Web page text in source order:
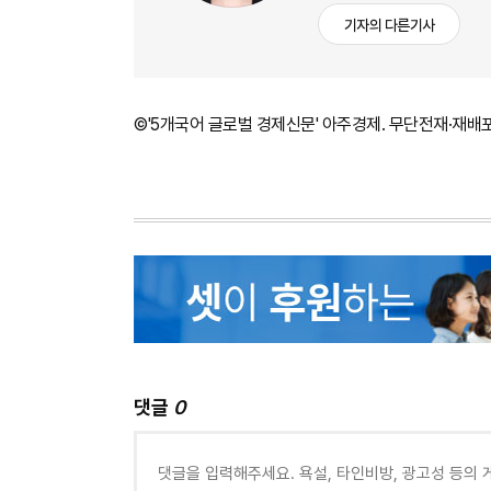
기자의 다른기사
©'5개국어 글로벌 경제신문' 아주경제. 무단전재·재배
댓글 0